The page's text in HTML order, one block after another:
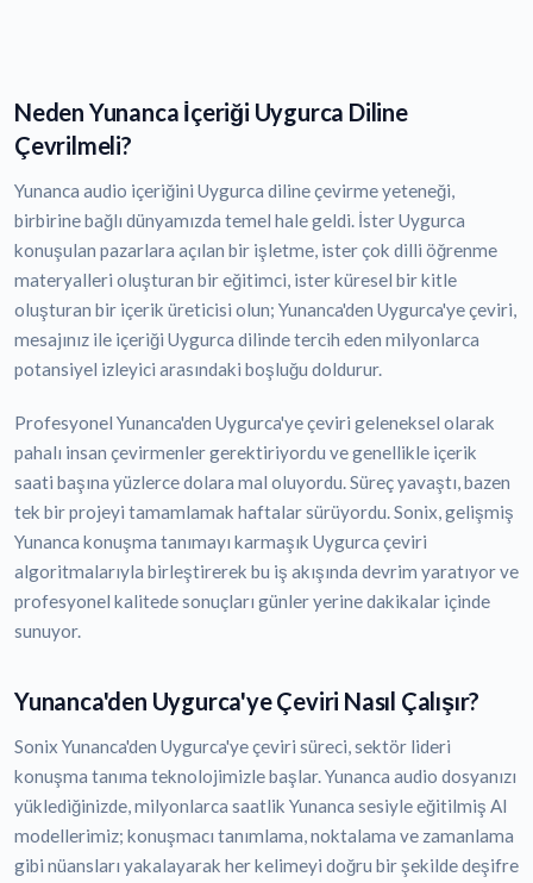
Neden Yunanca İçeriği Uygurca Diline
Çevrilmeli?
Yunanca audio içeriğini Uygurca diline çevirme yeteneği,
birbirine bağlı dünyamızda temel hale geldi. İster Uygurca
konuşulan pazarlara açılan bir işletme, ister çok dilli öğrenme
materyalleri oluşturan bir eğitimci, ister küresel bir kitle
oluşturan bir içerik üreticisi olun; Yunanca'den Uygurca'ye çeviri,
mesajınız ile içeriği Uygurca dilinde tercih eden milyonlarca
potansiyel izleyici arasındaki boşluğu doldurur.
Profesyonel Yunanca'den Uygurca'ye çeviri geleneksel olarak
pahalı insan çevirmenler gerektiriyordu ve genellikle içerik
saati başına yüzlerce dolara mal oluyordu. Süreç yavaştı, bazen
tek bir projeyi tamamlamak haftalar sürüyordu. Sonix, gelişmiş
Yunanca konuşma tanımayı karmaşık Uygurca çeviri
algoritmalarıyla birleştirerek bu iş akışında devrim yaratıyor ve
profesyonel kalitede sonuçları günler yerine dakikalar içinde
sunuyor.
Yunanca'den Uygurca'ye Çeviri Nasıl Çalışır?
Sonix Yunanca'den Uygurca'ye çeviri süreci, sektör lideri
konuşma tanıma teknolojimizle başlar. Yunanca audio dosyanızı
yüklediğinizde, milyonlarca saatlik Yunanca sesiyle eğitilmiş AI
modellerimiz; konuşmacı tanımlama, noktalama ve zamanlama
gibi nüansları yakalayarak her kelimeyi doğru bir şekilde deşifre